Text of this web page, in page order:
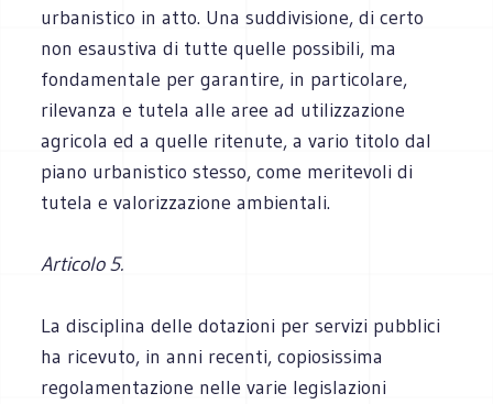
urbanistico in atto. Una suddivisione, di certo
non esaustiva di tutte quelle possibili, ma
fondamentale per garantire, in particolare,
rilevanza e tutela alle aree ad utilizzazione
agricola ed a quelle ritenute, a vario titolo dal
piano urbanistico stesso, come meritevoli di
tutela e valorizzazione ambientali.
Articolo 5.
La disciplina delle dotazioni per servizi pubblici
ha ricevuto, in anni recenti, copiosissima
regolamentazione nelle varie legislazioni